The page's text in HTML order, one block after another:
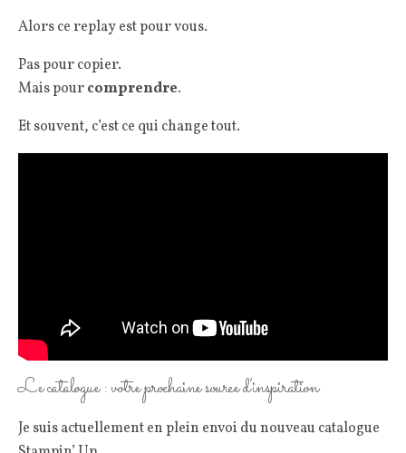
Alors ce replay est pour vous.
Pas pour copier.
Mais pourcomprendre.
Et souvent, c’est ce qui change tout.
Le catalogue : votre prochaine source d’inspiration
Je suis actuellement en plein envoi du nouveau catalogue